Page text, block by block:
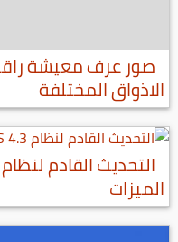
صور عرف معيشة
الاذواق المختلفة
الميزات